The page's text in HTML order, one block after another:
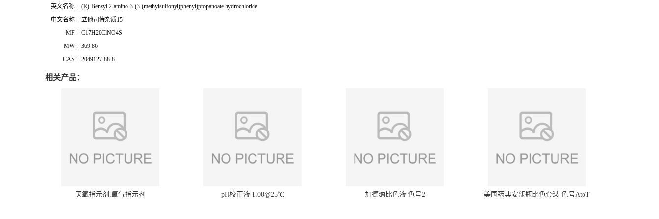
英文名称：
(R)-Benzyl 2-amino-3-(3-(methylsulfonyl)phenyl)propanoate hydrochloride
中文名称：
立他司特杂质15
MF：
C17H20ClNO4S
MW：
369.86
CAS：
2049127-88-8
相关产品：
厌氧指示剂,氧气指示剂 pH校正液 1.00@25℃ 加德纳比色液 色号2 美国药典安瓿瓶比色套装 色号AtoT